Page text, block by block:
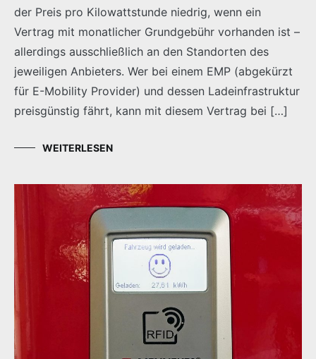
der Preis pro Kilowattstunde niedrig, wenn ein
Vertrag mit monatlicher Grundgebühr vorhanden ist –
allerdings ausschließlich an den Standorten des
jeweiligen Anbieters. Wer bei einem EMP (abgekürzt
für E-Mobility Provider) und dessen Ladeinfrastruktur
preisgünstig fährt, kann mit diesem Vertrag bei […]
WEITERLESEN